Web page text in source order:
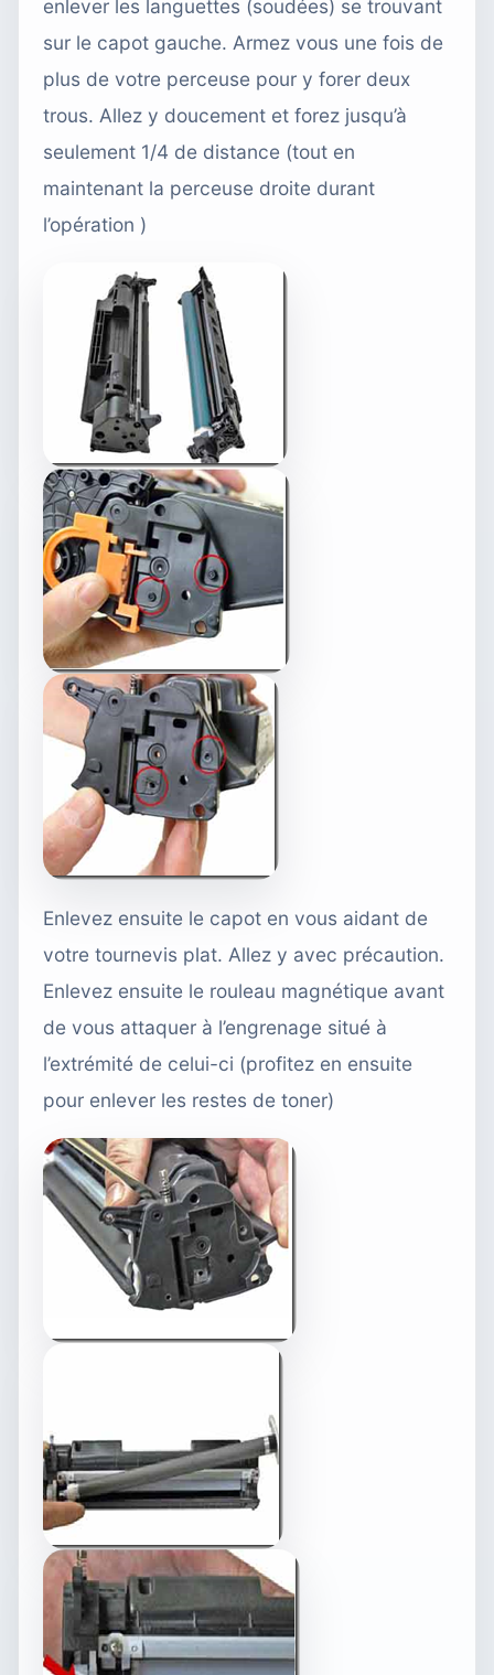
enlever les languettes (soudées) se trouvant
sur le capot gauche. Armez vous une fois de
plus de votre perceuse pour y forer deux
trous. Allez y doucement et forez jusqu’à
seulement 1/4 de distance (tout en
maintenant la perceuse droite durant
l’opération )
Enlevez ensuite le capot en vous aidant de
votre tournevis plat. Allez y avec précaution.
Enlevez ensuite le rouleau magnétique avant
de vous attaquer à l’engrenage situé à
l’extrémité de celui-ci (profitez en ensuite
pour enlever les restes de toner)